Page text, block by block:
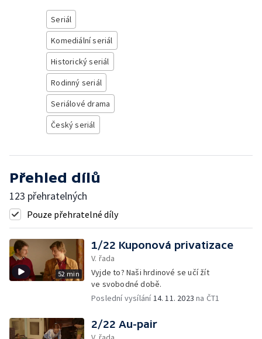
Seriál
Komediální seriál
Historický seriál
Rodinný seriál
Seriálové drama
Český seriál
Přehled dílů
123 přehratelných
Pouze přehratelné díly
52 min
1/22 Kuponová privatizace
V. řada
Vyjde to? Naši hrdinové se učí žít
ve svobodné době.
Poslední vysílání14. 11. 2023 na ČT1
2/22 Au-pair